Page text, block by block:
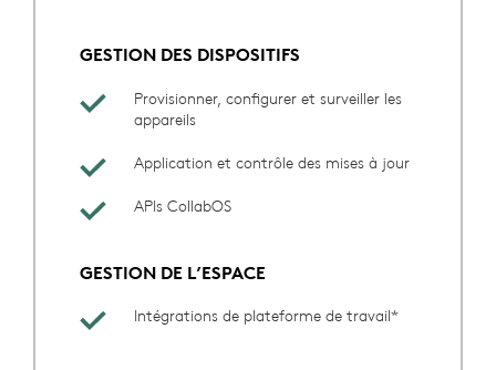
GESTION DES DISPOSITIFS
Provisionner, configurer et surveiller les
appareils
Application et contrôle des mises à jour
APIs CollabOS
GESTION DE L’ESPACE
Intégrations de plateforme de travail*